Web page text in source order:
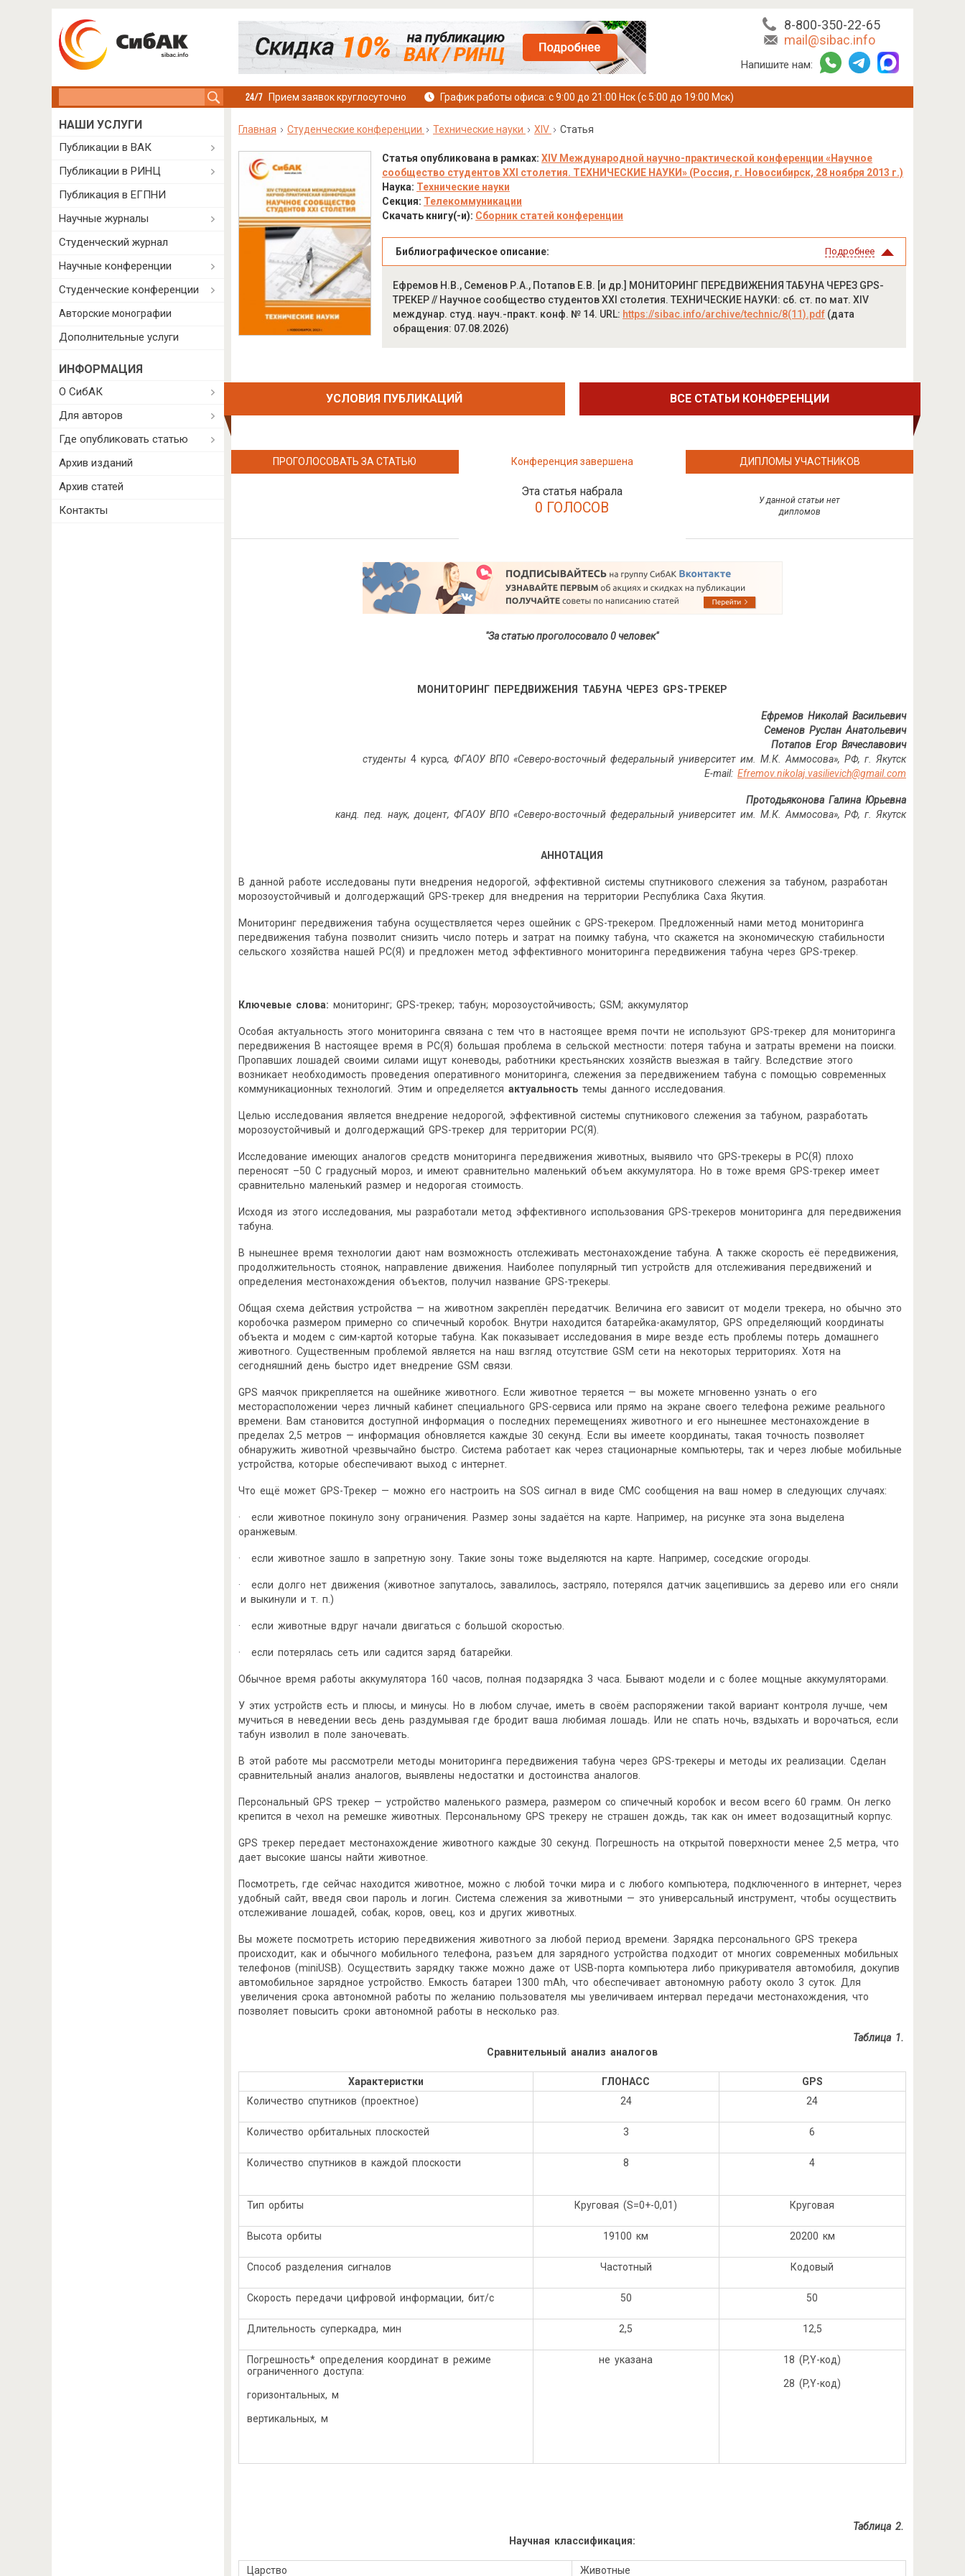
8-800-350-22-65
mail@sibac.info
Напишите нам:
Прием заявок круглосуточно График работы офиса: с 9:00 до 21:00 Нск (с 5:00 до 19:00 Мск)
Главная Студенческие конференции Технические науки XIV Статья
Статья опубликована в рамках: XIV Международной научно-практической конференции «Научное
сообщество студентов XXI столетия. ТЕХНИЧЕСКИЕ НАУКИ» (Россия, г. Новосибирск, 28 ноября 2013 г.)
Наука: Технические науки
Секция: Телекоммуникации
Скачать книгу(-и): Сборник статей конференции
Библиографическое описание: Подробнее
Ефремов Н.В., Семенов Р.А., Потапов Е.В. [и др.] МОНИТОРИНГ ПЕРЕДВИЖЕНИЯ ТАБУНА ЧЕРЕЗ GPS-
ТРЕКЕР // Научное сообщество студентов XXI столетия. ТЕХНИЧЕСКИЕ НАУКИ: сб. ст. по мат. XIV
междунар. студ. науч.-практ. конф. № 14. URL: https://sibac.info/archive/technic/8(11).pdf(дата
обращения: 07.08.2026)
УСЛОВИЯ ПУБЛИКАЦИЙ ВСЕ СТАТЬИ КОНФЕРЕНЦИИ
ПРОГОЛОСОВАТЬ ЗА СТАТЬЮ Конференция завершена
Эта статья набрала
0 ГОЛОСОВ
ДИПЛОМЫ УЧАСТНИКОВ
У данной статьи нет
дипломов
"За статью проголосовало 0 человек"
МОНИТОРИНГ ПЕРЕДВИЖЕНИЯ ТАБУНА ЧЕРЕЗ GPS-ТРЕКЕР
Ефремов Николай Васильевич
Семенов Руслан Анатольевич
Потапов Егор Вячеславович
студенты 4 курса, ФГАОУ ВПО «Северо-восточный федеральный университет им. М.К. Аммосова», РФ, г. Якутск
E-mail: Efremov.nikolaj.vasilievich@gmail.com
Протодьяконова Галина Юрьевна
канд. пед. наук, доцент, ФГАОУ ВПО «Северо-восточный федеральный университет им. М.К. Аммосова», РФ, г. Якутск
АННОТАЦИЯ
В данной работе исследованы пути внедрения недорогой, эффективной системы спутникового слежения за табуном, разработан
морозоустойчивый и долгодержащий GPS-трекер для внедрения на территории Республика Саха Якутия.
Мониторинг передвижения табуна осуществляется через ошейник с GPS-трекером. Предложенный нами метод мониторинга
передвижения табуна позволит снизить число потерь и затрат на поимку табуна, что скажется на экономическую стабильности
сельского хозяйства нашей РС(Я) и предложен метод эффективного мониторинга передвижения табуна через GPS-трекер.
Ключевые слова: мониторинг; GPS-трекер; табун; морозоустойчивость; GSM; аккумулятор
Особая актуальность этого мониторинга связана с тем что в настоящее время почти не используют GPS-трекер для мониторинга
передвижения В настоящее время в РС(Я) большая проблема в сельской местности: потеря табуна и затраты времени на поиски.
Пропавших лошадей своими силами ищут коневоды, работники крестьянских хозяйств выезжая в тайгу. Вследствие этого
возникает необходимость проведения оперативного мониторинга, слежения за передвижением табуна с помощью современных
коммуникационных технологий. Этим и определяется актуальность темы данного исследования.
Целью исследования является внедрение недорогой, эффективной системы спутникового слежения за табуном, разработать
морозоустойчивый и долгодержащий GPS-трекер для территории РС(Я).
Исследование имеющих аналогов средств мониторинга передвижения животных, выявило что GPS-трекеры в РС(Я) плохо
переносят –50 С градусный мороз, и имеют сравнительно маленький объем аккумулятора. Но в тоже время GPS-трекер имеет
сравнительно маленький размер и недорогая стоимость.
Исходя из этого исследования, мы разработали метод эффективного использования GPS-трекеров мониторинга для передвижения
табуна.
В нынешнее время технологии дают нам возможность отслеживать местонахождение табуна. А также скорость её передвижения,
продолжительность стоянок, направление движения. Наиболее популярный тип устройств для отслеживания передвижений и
определения местонахождения объектов, получил название GPS-трекеры.
Общая схема действия устройства — на животном закреплён передатчик. Величина его зависит от модели трекера, но обычно это
коробочка размером примерно со спичечный коробок. Внутри находится батарейка-акамулятор, GPS определяющий координаты
объекта и модем с сим-картой которые табуна. Как показывает исследования в мире везде есть проблемы потерь домашнего
животного. Существенным проблемой является на наш взгляд отсутствие GSM сети на некоторых территориях. Хотя на
сегодняшний день быстро идет внедрение GSM связи.
GPS маячок прикрепляется на ошейнике животного. Если животное теряется — вы можете мгновенно узнать о его
месторасположении через личный кабинет специального GPS-сервиса или прямо на экране своего телефона режиме реального
времени. Вам становится доступной информация о последних перемещениях животного и его нынешнее местонахождение в
пределах 2,5 метров — информация обновляется каждые 30 секунд. Если вы имеете координаты, такая точность позволяет
обнаружить животной чрезвычайно быстро. Система работает как через стационарные компьютеры, так и через любые мобильные
устройства, которые обеспечивают выход с интернет.
Что ещё может GPS-Трекер — можно его настроить на SOS сигнал в виде СМС сообщения на ваш номер в следующих случаях:
· если животное покинуло зону ограничения. Размер зоны задаётся на карте. Например, на рисунке эта зона выделена
оранжевым.
· если животное зашло в запретную зону. Такие зоны тоже выделяются на карте. Например, соседские огороды.
· если долго нет движения (животное запуталось, завалилось, застряло, потерялся датчик зацепившись за дерево или его сняли
и выкинули и т. п.)
· если животные вдруг начали двигаться с большой скоростью.
· если потерялась сеть или садится заряд батарейки.
Обычное время работы аккумулятора 160 часов, полная подзарядка 3 часа. Бывают модели и с более мощные аккумуляторами.
У этих устройств есть и плюсы, и минусы. Но в любом случае, иметь в своём распоряжении такой вариант контроля лучше, чем
мучиться в неведении весь день раздумывая где бродит ваша любимая лошадь. Или не спать ночь, вздыхать и ворочаться, если
табун изволил в поле заночевать.
В этой работе мы рассмотрели методы мониторинга передвижения табуна через GPS-трекеры и методы их реализации. Сделан
сравнительный анализ аналогов, выявлены недостатки и достоинства аналогов.
Персональный GPS трекер — устройство маленького размера, размером со спичечный коробок и весом всего 60 грамм. Он легко
крепится в чехол на ремешке животных. Персональному GPS трекеру не страшен дождь, так как он имеет водозащитный корпус.
GPS трекер передает местонахождение животного каждые 30 секунд. Погрешность на открытой поверхности менее 2,5 метра, что
дает высокие шансы найти животное.
Посмотреть, где сейчас находится животное, можно с любой точки мира и с любого компьютера, подключенного в интернет, через
удобный сайт, введя свои пароль и логин. Система слежения за животными — это универсальный инструмент, чтобы осуществить
отслеживание лошадей, собак, коров, овец, коз и других животных.
Вы можете посмотреть историю передвижения животного за любой период времени. Зарядка персонального GPS трекера
происходит, как и обычного мобильного телефона, разъем для зарядного устройства подходит от многих современных мобильных
телефонов (miniUSB). Осуществить зарядку также можно даже от USB-порта компьютера либо прикуривателя автомобиля, докупив
автомобильное зарядное устройство. Емкость батареи 1300 mAh, что обеспечивает автономную работу около 3 суток. Для
увеличения срока автономной работы по желанию пользователя мы увеличиваем интервал передачи местонахождения, что
позволяет повысить сроки автономной работы в несколько раз.
Таблица 1.
Сравнительный анализ аналогов
Характеристки ГЛОНАСС
GPS
Количество спутников (проектное)
24 24
Количество орбитальных плоскостей 3 6
Количество спутников в каждой плоскости 8 4
Тип орбиты Круговая (S=0+-0,01) Круговая
Высота орбиты 19100 км 20200 км
Способ разделения сигналов Частотный Кодовый
Скорость передачи цифровой информации, бит/с 50 50
Длительность суперкадра, мин 2,5 12,5
Погрешность* определения координат в режиме
ограниченного доступа:
горизонтальных, м
вертикальных, м
не указана 18 (P,Y-код)
28 (P,Y-код)
Таблица 2.
Научная классификация:
Царство Животные
НАШИ УСЛУГИ
Публикации в ВАК
Публикации в РИНЦ
Публикация в ЕГПНИ
Научные журналы
Студенческий журнал
Научные конференции
Студенческие конференции
Авторские монографии
Дополнительные услуги
ИНФОРМАЦИЯ
О СибАК
Для авторов
Где опубликовать статью
Архив изданий
Архив статей
Контакты